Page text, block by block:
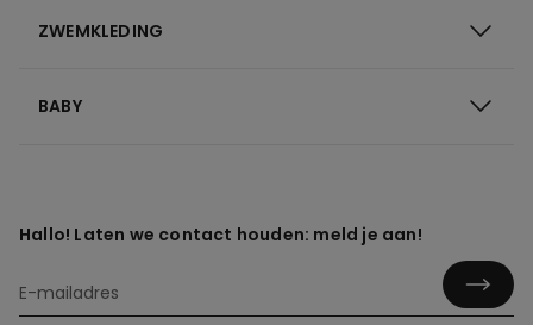
ZWEMKLEDING
BABY
Hallo! Laten we contact houden: meld je aan!